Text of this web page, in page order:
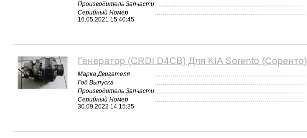
Производитель Запчасти
Серийный Номер
16.05.2021 15:40:45
Генератор (CRDI D4CB) Для KIA Sorento (Соренто)
Марка Двигателя
Год Выпуска
Производитель Запчасти
Серийный Номер
30.09.2022 14:15:35